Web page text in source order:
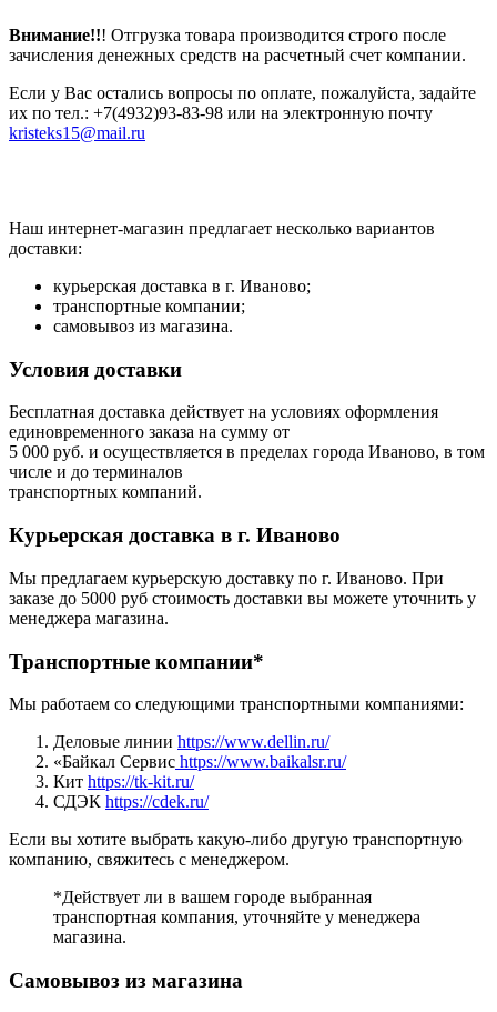
Внимание!!! Отгрузка товара производится строго после
зачисления денежных средств на расчетный счет компании.
Если у Вас остались вопросы по оплате, пожалуйста, задайте
их по тел.: +7(4932)93-83-98 или на электронную почту
kristeks15@mail.ru
Наш интернет-магазин предлагает несколько вариантов
доставки:
курьерская доставка в г. Иваново;
транспортные компании;
самовывоз из магазина.
Условия доставки
Бесплатная доставка действует на условиях оформления
единовременного заказа на сумму от
5 000 руб. и осуществляется в пределах города Иваново, в том
числе и до терминалов
транспортных компаний.
Курьерская доставка в г. Иваново
Мы предлагаем курьерскую доставку по г. Иваново. При
заказе до 5000 руб стоимость доставки вы можете уточнить у
менеджера магазина.
Транспортные компании*
Мы работаем со следующими транспортными компаниями:
Деловые линии https://www.dellin.ru/
«Байкал Сервис https://www.baikalsr.ru/
Кит https://tk-kit.ru/
СДЭК https://cdek.ru/
Если вы хотите выбрать какую-либо другую транспортную
компанию, свяжитесь с менеджером.
*Действует ли в вашем городе выбранная
транспортная компания, уточняйте у менеджера
магазина.
Самовывоз из магазина